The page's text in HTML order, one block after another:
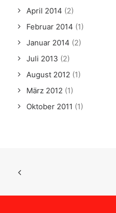
April 2014 (2)
Februar 2014 (1)
Januar 2014 (2)
Juli 2013 (2)
August 2012 (1)
März 2012 (1)
Oktober 2011 (1)